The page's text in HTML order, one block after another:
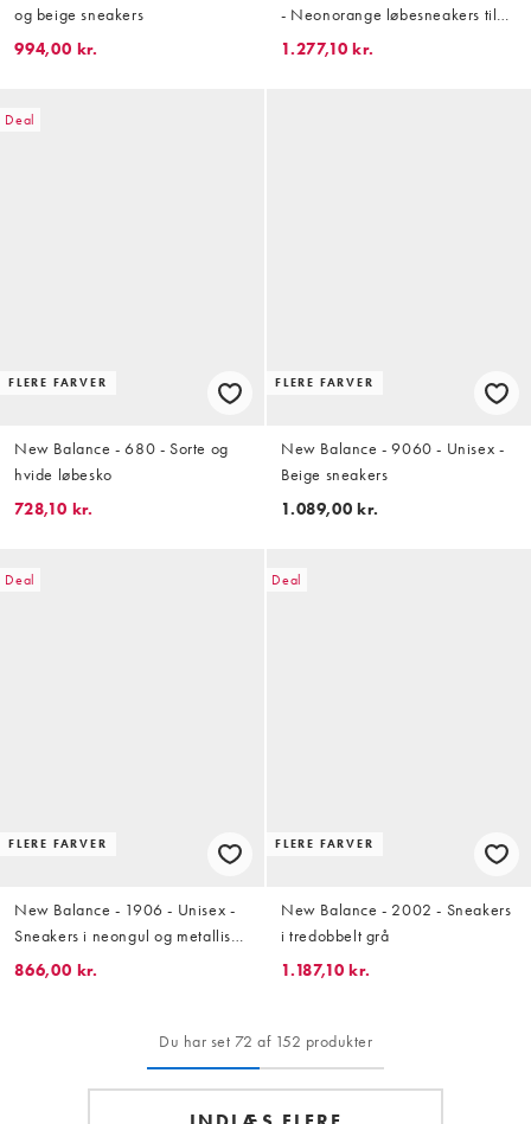
og beige sneakers
994,00 kr.
- Neonorange løbesneakers til
mænd
1.277,10 kr.
Deal
FLERE FARVER
New Balance - 680 - Sorte og
hvide løbesko
728,10 kr.
FLERE FARVER
New Balance - 9060 - Unisex -
Beige sneakers
1.089,00 kr.
Deal
FLERE FARVER
New Balance - 1906 - Unisex -
Sneakers i neongul og metallisk
sølvfarve
866,00 kr.
Deal
FLERE FARVER
New Balance - 2002 - Sneakers
i tredobbelt grå
1.187,10 kr.
Du har set 72 af 152 produkter